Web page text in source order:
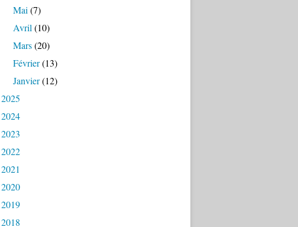
Mai (7)
Avril (10)
Mars(20)
Février(13)
Janvier(12)
2025
2024
2023
2022
2021
2020
2019
2018